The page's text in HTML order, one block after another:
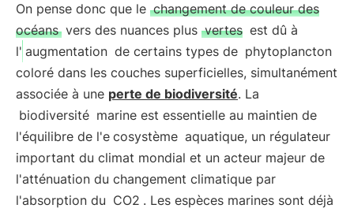
On pense donc que le changement de couleur des
océans vers des nuances plus vertes est dû à
l' augmentation de certains types de phytoplancton
coloré dans les couches superficielles, simultanément
associée à une perte de biodiversité. La
biodiversité marine est essentielle au maintien de
l'équilibre de l'e cosystème aquatique, un régulateur
important du climat mondial et un acteur majeur de
l'atténuation du changement climatique par
l'absorption du CO2 . Les espèces marines sont déjà